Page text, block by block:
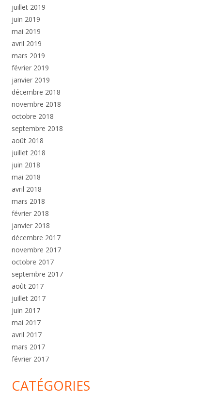
juillet 2019
juin 2019
mai 2019
avril 2019
mars 2019
février 2019
janvier 2019
décembre 2018
novembre 2018
octobre 2018
septembre 2018
août 2018
juillet 2018
juin 2018
mai 2018
avril 2018
mars 2018
février 2018
janvier 2018
décembre 2017
novembre 2017
octobre 2017
septembre 2017
août 2017
juillet 2017
juin 2017
mai 2017
avril 2017
mars 2017
février 2017
CATÉGORIES